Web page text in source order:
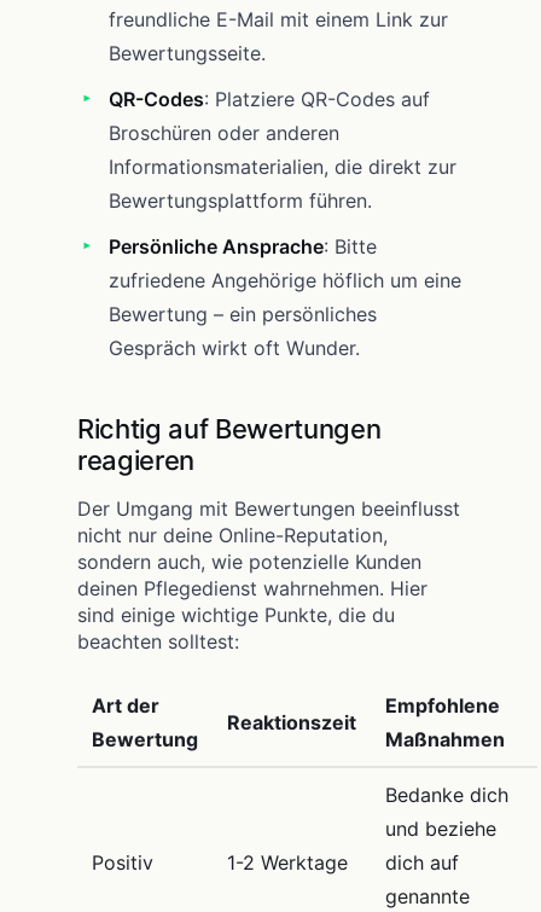
freundliche E-Mail mit einem Link zur
Bewertungsseite.
QR-Codes: Platziere QR-Codes auf
Broschüren oder anderen
Informationsmaterialien, die direkt zur
Bewertungsplattform führen.
Persönliche Ansprache: Bitte
zufriedene Angehörige höflich um eine
Bewertung – ein persönliches
Gespräch wirkt oft Wunder.
Richtig auf Bewertungen
reagieren
Der Umgang mit Bewertungen beeinflusst
nicht nur deine Online-Reputation,
sondern auch, wie potenzielle Kunden
deinen Pflegedienst wahrnehmen. Hier
sind einige wichtige Punkte, die du
beachten solltest:
Art der
Bewertung
Reaktionszeit
Empfohlene
Maßnahmen
Positiv 1-2 Werktage
Bedanke dich
und beziehe
dich auf
genannte